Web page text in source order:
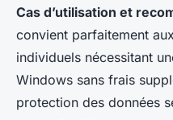
Cas d’utilisation et
convient parfaitement
individuels nécessitant
Windows sans frais
protection des données